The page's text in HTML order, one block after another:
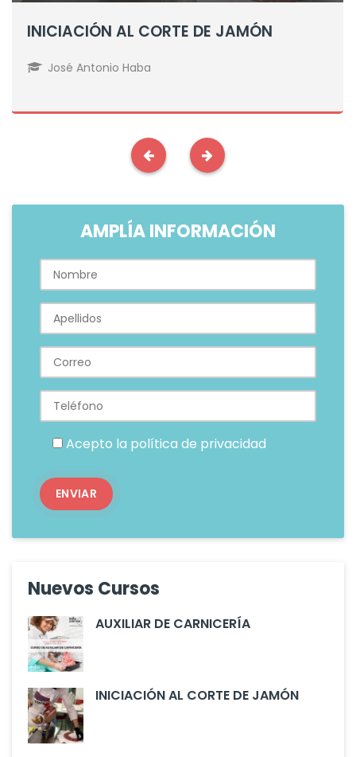
INICIACIÓN AL CORTE DE JAMÓN
José Antonio Haba
AMPLÍA INFORMACIÓN
Acepto la política de privacidad
Nuevos Cursos
AUXILIAR DE CARNICERÍA
INICIACIÓN AL CORTE DE JAMÓN